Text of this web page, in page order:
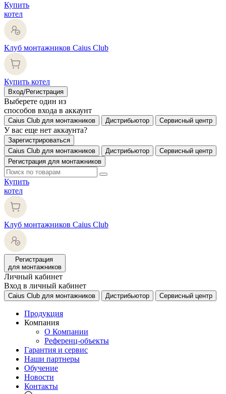
Купить
котел
Клуб монтажников Caius Club
Купить котел
Вход/Регистрация
Выберете один из
способов входа в аккаунт
Caius Club для монтажников Дистрибьютор Сервисный центр
У вас еще нет аккаунта?
Зарегистрироваться
Caius Club для монтажников
Дистрибьютор
Сервисный центр
Регистрация для монтажников
Купить
котел
Клуб монтажников Caius Club
Регистрация
для монтажников
Личный кабинет
Вход в личный кабинет
Caius Club для монтажников Дистрибьютор Сервисный центр
Продукция
Компания
О Компании
Референц-объекты
Гарантия и сервис
Наши партнеры
Обучение
Новости
Контакты